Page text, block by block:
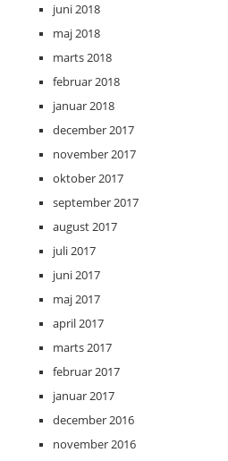
juni 2018
maj 2018
marts 2018
februar 2018
januar 2018
december 2017
november 2017
oktober 2017
september 2017
august 2017
juli 2017
juni 2017
maj 2017
april 2017
marts 2017
februar 2017
januar 2017
december 2016
november 2016